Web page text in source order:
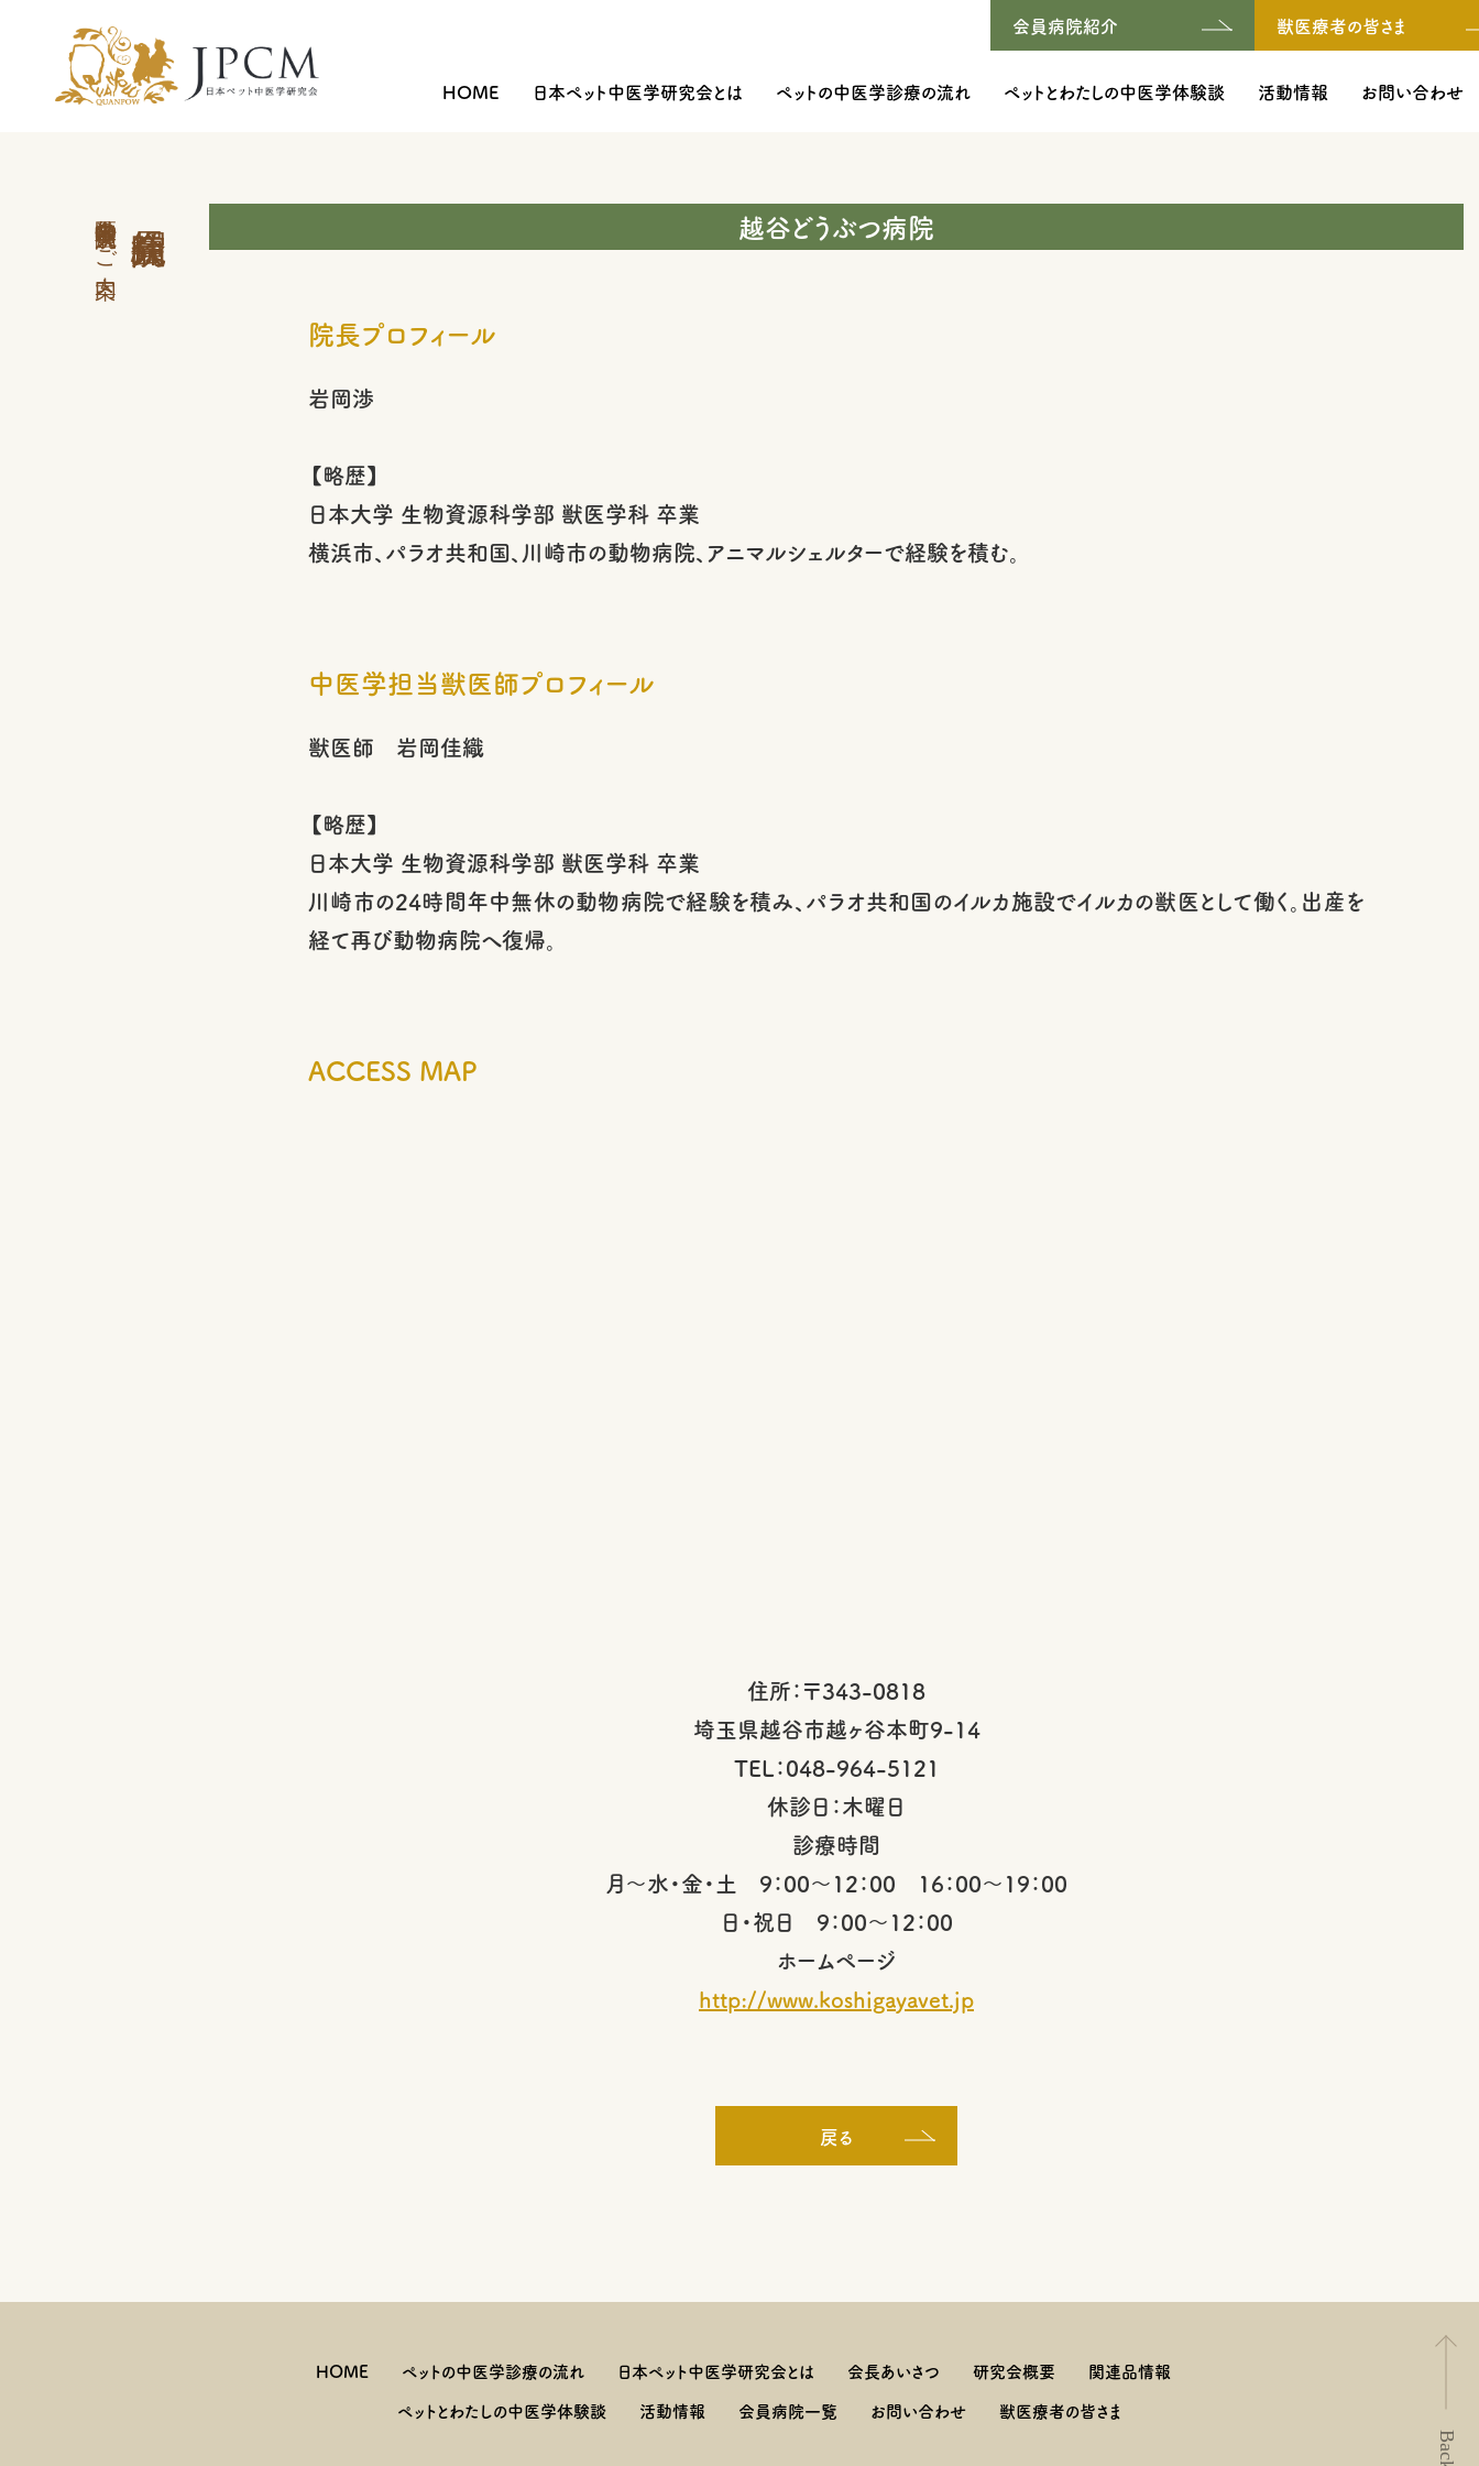
HOME 日本ペット中医学研究会とは ペットの中医学診療の流れ ペットとわたしの中医学体験談 活動情報 お問い合わせ
会員病院紹介 獣医療者の皆さま
中医学外来 会員病院のご案内 越谷どうぶつ病院
院長プロフィール
岩岡渉
【略歴】
日本大学 生物資源科学部 獣医学科 卒業
横浜市、パラオ共和国、川崎市の動物病院、アニマルシェルターで経験を積む。
中医学担当獣医師プロフィール
獣医師 岩岡佳織
【略歴】
日本大学 生物資源科学部 獣医学科 卒業
川崎市の24時間年中無休の動物病院で経験を積み、パラオ共和国のイルカ施設でイルカの獣医として働く。出産を
経て再び動物病院へ復帰。
ACCESS MAP
住所：〒343-0818
埼玉県越谷市越ヶ谷本町9-14
TEL：048-964-5121
休診日：木曜日
診療時間
月～水・金・土 9：00～12：00 16：00～19：00
日・祝日 9：00～12：00
ホームページ
http://www.koshigayavet.jp
戻る
HOME ペットの中医学診療の流れ 日本ペット中医学研究会とは 会長あいさつ 研究会概要
関連品情報
ペットとわたしの中医学体験談
活動情報 会員病院一覧 お問い合わせ 獣医療者の皆さま